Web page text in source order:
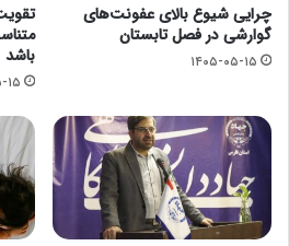
چرایی شیوع بالای عفونت‌های
گوارشی در فصل تابستان
۱۴۰۵-۰۵-۱۵
باشد